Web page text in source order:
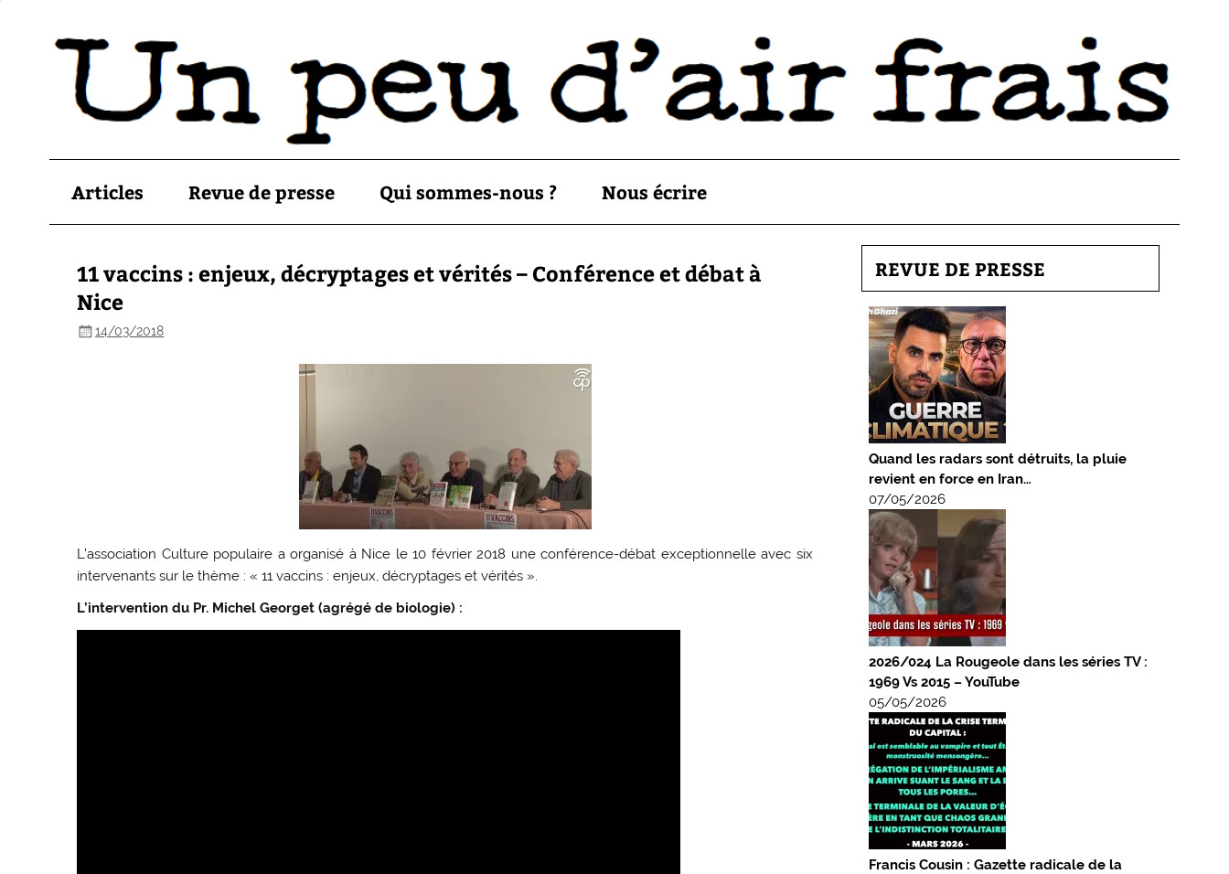
Articles Revue de presse Qui sommes-nous ? Nous écrire
11 vaccins : enjeux, décryptages et vérités – Conférence et débat à
Nice
14/03/2018
L’association Culture populaire a organisé à Nice le 10 février 2018 une conférence-débat exceptionnelle avec six
intervenants sur le thème : « 11 vaccins : enjeux, décryptages et vérités ».
L’intervention du Pr. Michel Georget (agrégé de biologie) :
REVUE DE PRESSE
Quand les radars sont détruits, la pluie
revient en force en Iran…
07/05/2026
2026/024 La Rougeole dans les séries TV :
1969 Vs 2015 – YouTube
05/05/2026
Francis Cousin : Gazette radicale de la